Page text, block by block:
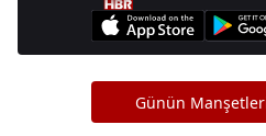
Günün